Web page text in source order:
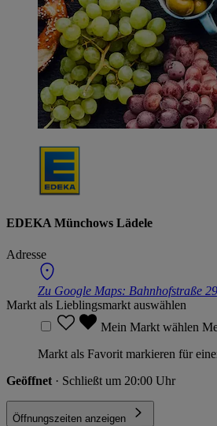
EDEKA Münchows Lädele
Adresse
Zu Google Maps: Bahnhofstraße
Markt als Lieblingsmarkt auswählen
Mein Markt wählen
Markt als Favorit markieren für
Geöffnet · Schließt um 20:00 Uhr
Öffnungszeiten anzeigen